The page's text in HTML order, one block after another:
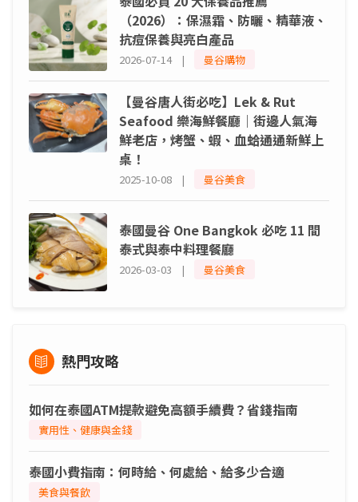
（2026）：保濕霜、防曬、精華液、
抗痘保養與亮白產品
2026-07-14 | 曼谷購物
【曼谷唐人街必吃】Lek & Rut
Seafood 樂海鮮餐廳｜街邊人氣海
鮮老店，烤蟹、蝦、血蛤通通新鮮上
桌！
2025-10-08 | 曼谷美食
泰國曼谷 One Bangkok 必吃 11 間
泰式與泰中料理餐廳
2026-03-03 | 曼谷美食
熱門攻略
如何在泰國ATM提款避免高額手續費？省錢指南
實用性、健康與金錢
泰國小費指南：何時給、何處給、給多少合適
美食與餐飲